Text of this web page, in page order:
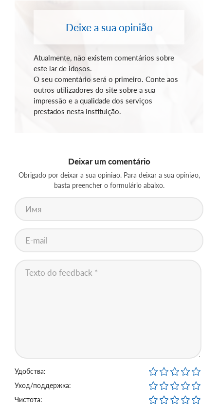
Deixe a sua opinião
Atualmente, não existem comentários sobre
este lar de idosos.
O seu comentário será o primeiro. Conte aos
outros utilizadores do site sobre a sua
impressão e a qualidade dos serviços
prestados nesta instituição.
Deixar um comentário
Obrigado por deixar a sua opinião. Para deixar a sua opinião,
basta preencher o formulário abaixo.
Удобства:
Уход/поддержка:
Чистота: